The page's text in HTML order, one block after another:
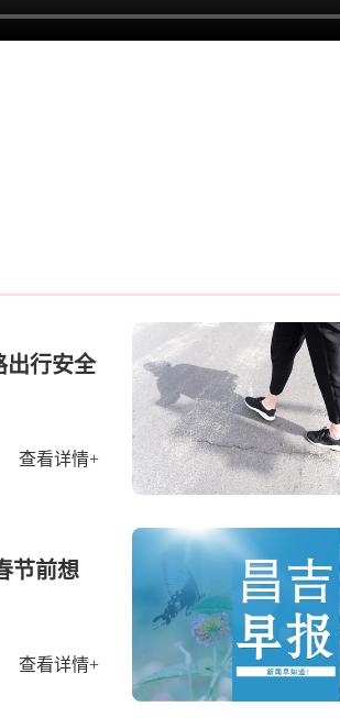
出行安全
查看详情+
节前想
查看详情+